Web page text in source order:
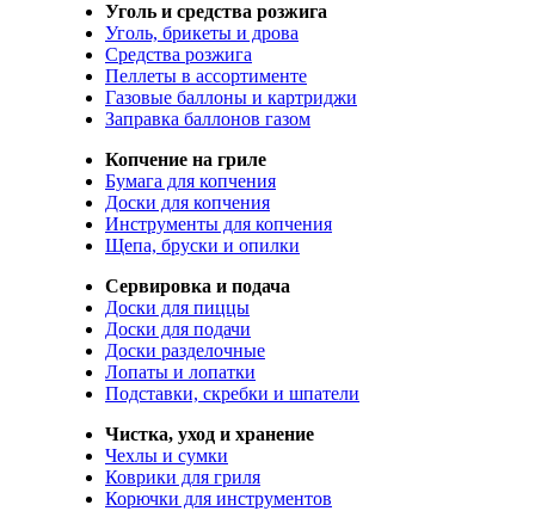
Уголь и средства розжига
Уголь, брикеты и дрова
Средства розжига
Пеллеты в ассортименте
Газовые баллоны и картриджи
Заправка баллонов газом
Копчение на гриле
Бумага для копчения
Доски для копчения
Инструменты для копчения
Щепа, бруски и опилки
Сервировка и подача
Доски для пиццы
Доски для подачи
Доски разделочные
Лопаты и лопатки
Подставки, скребки и шпатели
Чистка, уход и хранение
Чехлы и сумки
Коврики для гриля
Корючки для инструментов